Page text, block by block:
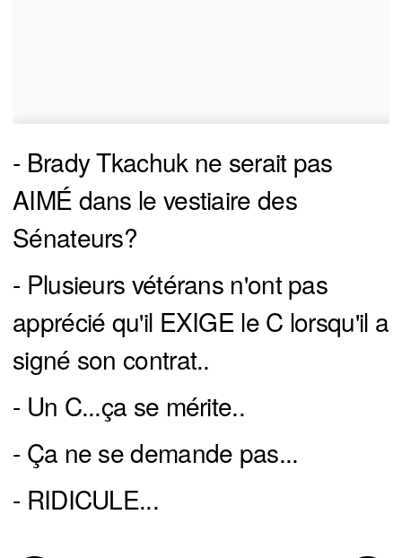
- Brady Tkachuk ne serait pas
AIMÉ dans le vestiaire des
Sénateurs?
- Plusieurs vétérans n'ont pas
apprécié qu'il EXIGE le C lorsqu'il a
signé son contrat..
- Un C...ça se mérite..
- Ça ne se demande pas...
- RIDICULE...